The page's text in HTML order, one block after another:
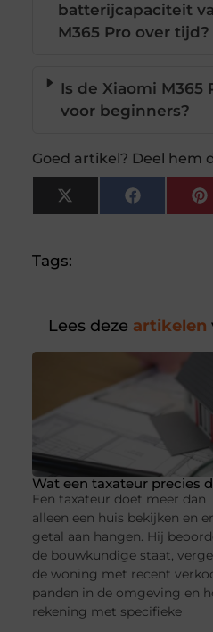
batterijcapaciteit
M365 Pro over tijd?
Is de Xiaomi M365
voor beginners?
Goed artikel? Deel hem
X
(Twitter)
Facebook
Tags:
Lees deze artikelen
Wat een taxateur precies
Een taxateur doet meer dan
alleen een huis bekijken en
getal aan hangen. Hij
de bouwkundige staat,
de woning met recent
panden in de omgeving en
rekening met specifieke